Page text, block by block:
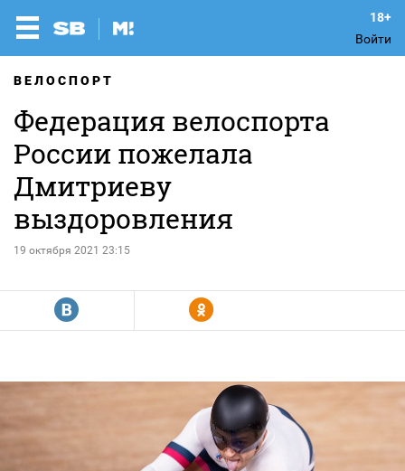
Войти
ВЕЛОСПОРТ
Федерация велоспорта
России пожелала
Дмитриеву
выздоровления
19 октября 2021 23:15
R Y